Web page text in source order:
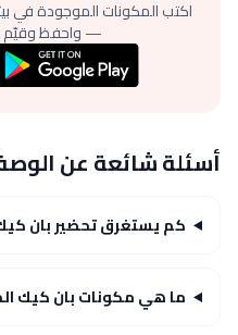
اكتب المكونات الموجودة في
— واحفظ وقيّم
أسئلة شائعة عن
كم يستغرق تحضير بان
ما هي مكونات بان كيك